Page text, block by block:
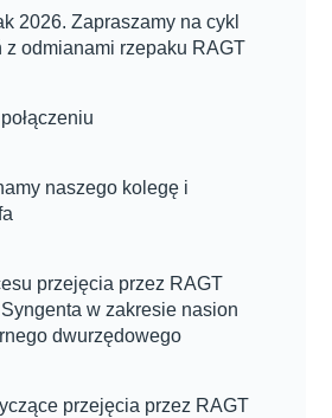
2026. Zapraszamy na cykl
z odmianami rzepaku RAGT
naszego kolegę i
przejęcia przez RAGT
w zakresie nasion
dwurzędowego
przejęcia przez RAGT